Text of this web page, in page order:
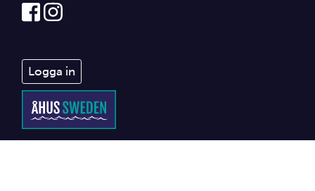
Logga in